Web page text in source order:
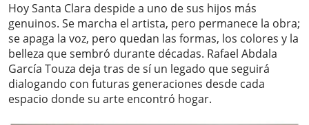
Hoy Santa Clara despide a uno de sus hijos más
genuinos. Se marcha el artista, pero permanece la obra;
se apaga la voz, pero quedan las formas, los colores y la
belleza que sembró durante décadas. Rafael Abdala
García Touza deja tras de sí un legado que seguirá
dialogando con futuras generaciones desde cada
espacio donde su arte encontró hogar.